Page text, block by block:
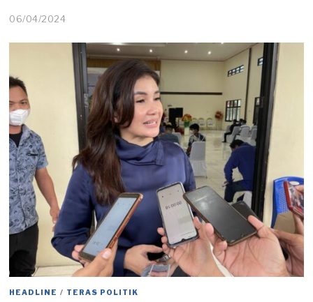
06/04/2024
/
0
HEADLINE / TERAS POLITIK